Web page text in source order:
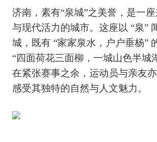
济南，素有“泉城”之美誉，是一
与现代活力的城市。这座以 “泉”
城，既有 “家家泉水，户户垂杨”
“四面荷花三面柳，一城山色半城
在紧张赛事之余，运动员与亲友
感受其独特的自然与人文魅力。